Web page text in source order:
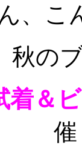
、こ
秋の
着＆